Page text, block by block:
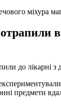
міхура
в
до лікарні з
предмети